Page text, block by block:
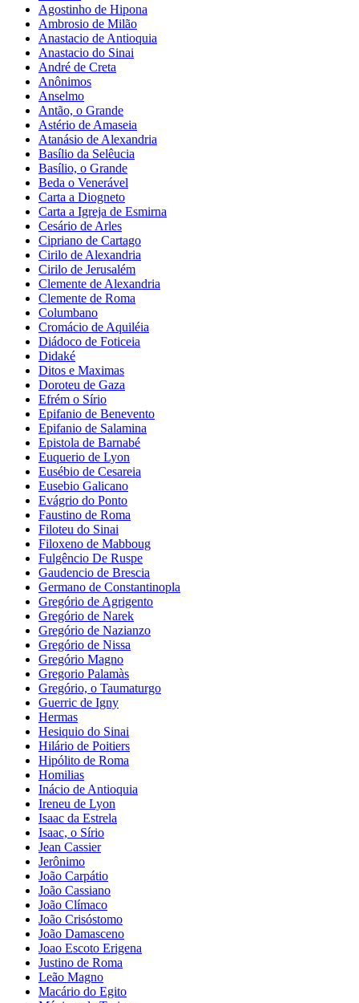
Agostinho de Hipona
Ambrosio de Milão
Anastacio de Antioquia
Anastacio do Sinai
André de Creta
Anônimos
Anselmo
Antão, o Grande
Astério de Amaseia
Atanásio de Alexandria
Basílio da Selêucia
Basílio, o Grande
Beda o Venerável
Carta a Diogneto
Carta a Igreja de Esmirna
Cesário de Arles
Cipriano de Cartago
Cirilo de Alexandria
Cirilo de Jerusalém
Clemente de Alexandria
Clemente de Roma
Columbano
Cromácio de Aquiléia
Diádoco de Foticeia
Didaké
Ditos e Maximas
Doroteu de Gaza
Efrém o Sírio
Epifanio de Benevento
Epifanio de Salamina
Epistola de Barnabé
Euquerio de Lyon
Eusébio de Cesareia
Eusebio Galicano
Evágrio do Ponto
Faustino de Roma
Filoteu do Sinai
Filoxeno de Mabboug
Fulgêncio De Ruspe
Gaudencio de Brescia
Germano de Constantinopla
Gregório de Agrigento
Gregório de Narek
Gregório de Nazianzo
Gregório de Nissa
Gregório Magno
Gregorio Palamàs
Gregório, o Taumaturgo
Guerric de Igny
Hermas
Hesiquio do Sinai
Hilário de Poitiers
Hipólito de Roma
Homilias
Inácio de Antioquia
Ireneu de Lyon
Isaac da Estrela
Isaac, o Sírio
Jean Cassier
Jerônimo
João Carpátio
João Cassiano
João Clímaco
João Crisóstomo
João Damasceno
Joao Escoto Erigena
Justino de Roma
Leão Magno
Macário do Egito